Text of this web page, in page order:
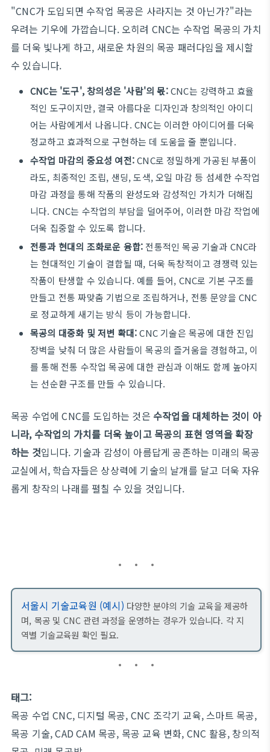
"CNC가 도입되면 수작업 목공은 사라지는 것 아닌가?"라는
우려는 기우에 가깝습니다. 오히려 CNC는 수작업 목공의 가치
를 더욱 빛나게 하고, 새로운 차원의 목공 패러다임을 제시할
수 있습니다.
CNC는 '도구', 창의성은 '사람'의 몫:CNC는 강력하고 효율
적인 도구이지만, 결국 아름다운 디자인과 창의적인 아이디
어는 사람에게서 나옵니다. CNC는 이러한 아이디어를 더욱
정교하고 효과적으로 구현하는 데 도움을 줄 뿐입니다.
수작업 마감의 중요성 여전:CNC로 정밀하게 가공된 부품이
라도, 최종적인 조립, 샌딩, 도색, 오일 마감 등 섬세한 수작업
마감 과정을 통해 작품의 완성도와 감성적인 가치가 더해집
니다. CNC는 수작업의 부담을 덜어주어, 이러한 마감 작업에
더욱 집중할 수 있도록 합니다.
전통과 현대의 조화로운 융합: 전통적인 목공 기술과 CNC라
는 현대적인 기술이 결합될 때, 더욱 독창적이고 경쟁력 있는
작품이 탄생할 수 있습니다. 예를 들어, CNC로 기본 구조를
만들고 전통 짜맞춤 기법으로 조립하거나, 전통 문양을 CNC
로 정교하게 새기는 방식 등이 가능합니다.
목공의 대중화 및 저변 확대:CNC 기술은 목공에 대한 진입
장벽을 낮춰 더 많은 사람들이 목공의 즐거움을 경험하고, 이
를 통해 전통 수작업 목공에 대한 관심과 이해도 함께 높아지
는 선순환 구조를 만들 수 있습니다.
목공 수업에 CNC를 도입하는 것은 수작업을 대체하는 것이 아
니라, 수작업의 가치를 더욱 높이고 목공의 표현 영역을 확장
하는 것입니다. 기술과 감성이 아름답게 공존하는 미래의 목공
교실에서, 학습자들은 상상력에 기술의 날개를 달고 더욱 자유
롭게 창작의 나래를 펼칠 수 있을 것입니다.
서울시 기술교육원 (예시) 다양한 분야의 기술 교육을 제공하
며, 목공 및 CNC 관련 과정을 운영하는 경우가 있습니다. 각 지
역별 기술교육원 확인 필요.
태그:
목공 수업 CNC, 디지털 목공, CNC 조각기 교육, 스마트 목공,
목공 기술, CAD CAM 목공, 목공 교육 변화, CNC 활용, 창의적